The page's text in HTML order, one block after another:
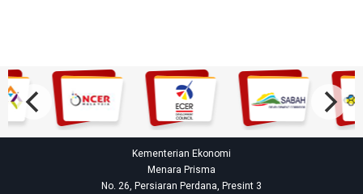
Kementerian Ekonomi
Menara Prisma
No. 26, Persiaran Perdana, Presint 3